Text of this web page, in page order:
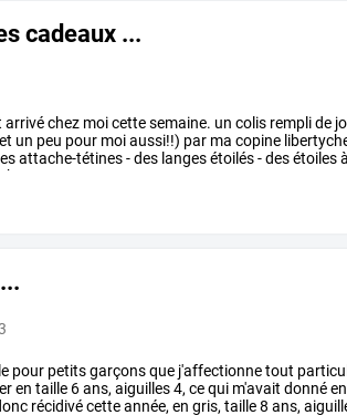
cadeaux ...
arrivéchez moicettesemaine. un colis remplide
un peu pour moiaussi!!) par ma copine
attache-tétines-des langesétoilés-desétoilesà
pour petitsgarçonsque j'affectionnetout
en taille 6ans,aiguilles4,cequi m'avait donné
récidivécetteannée,en gris,taille8 ans,